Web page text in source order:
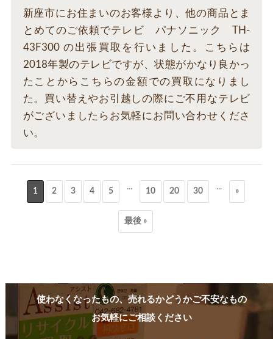
新座市にお住まいのお客様より、他の商品とま
とめてのご依頼でテレビ パナソニック TH-
43F300 の出張買取を行いました。こちらは
2018年製のテレビですが、状態がかなり良かっ
たことからこちらの金額での買取になりまし
た。買い替えやお引越しの際にご不用なテレビ
がございましたらお気軽にお問い合わせくださ
い。
1 2 3 4 5 ... 10 20 30 ... »
最後 »
使わなくなったもの、売れるかどうかご不安なもの
お気軽にご相談ください